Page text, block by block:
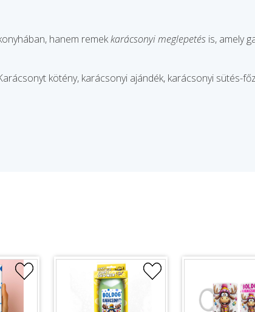
hanem remekkarácsonyi meglepetésis, amely
kötény, karácsonyi ajándék, karácsonyi sütés-